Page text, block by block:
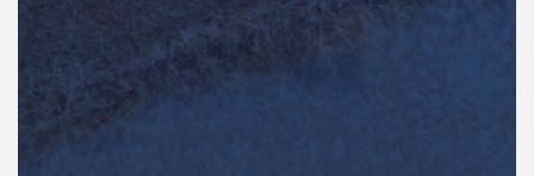
สต์
ของ
คุณ
เพลง